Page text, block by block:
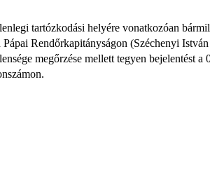
tartózkodási helyére vonatkozóan
Rendőrkapitányságon (Széchenyi
megőrzése mellett tegyen bejelentést a